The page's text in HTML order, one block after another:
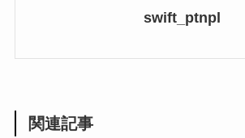
swift_ptnpl
関連記事